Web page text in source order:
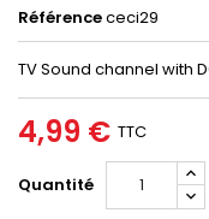
Référencececi29
TV Sound channel with
4,99 € TTC
Quantité